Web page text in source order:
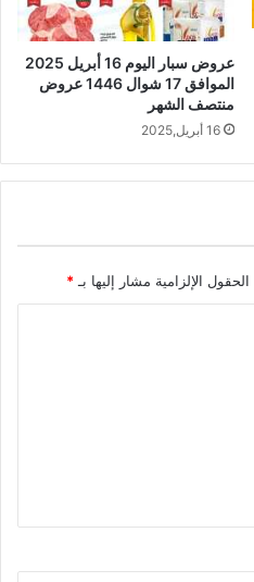
عروض سبار اليوم 16 أبريل 2025
الموافق 17 شوال 1446 عروض
منتصف الشهر
16 أبريل,2025
الحقول الإلزامية مشار إليها بـ *